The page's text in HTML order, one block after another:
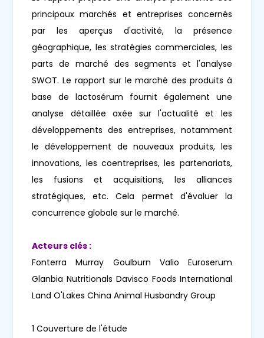
principaux marchés et entreprises concernés
par les aperçus d'activité, la présence
géographique, les stratégies commerciales, les
parts de marché des segments et l'analyse
SWOT. Le rapport sur le marché des produits à
base de lactosérum fournit également une
analyse détaillée axée sur l'actualité et les
développements des entreprises, notamment
le développement de nouveaux produits, les
innovations, les coentreprises, les partenariats,
les fusions et acquisitions, les alliances
stratégiques, etc. Cela permet d'évaluer la
concurrence globale sur le marché.
Acteurs clés :
Fonterra Murray Goulburn Valio Euroserum
Glanbia Nutritionals Davisco Foods International
Land O'Lakes China Animal Husbandry Group
1 Couverture de l'étude